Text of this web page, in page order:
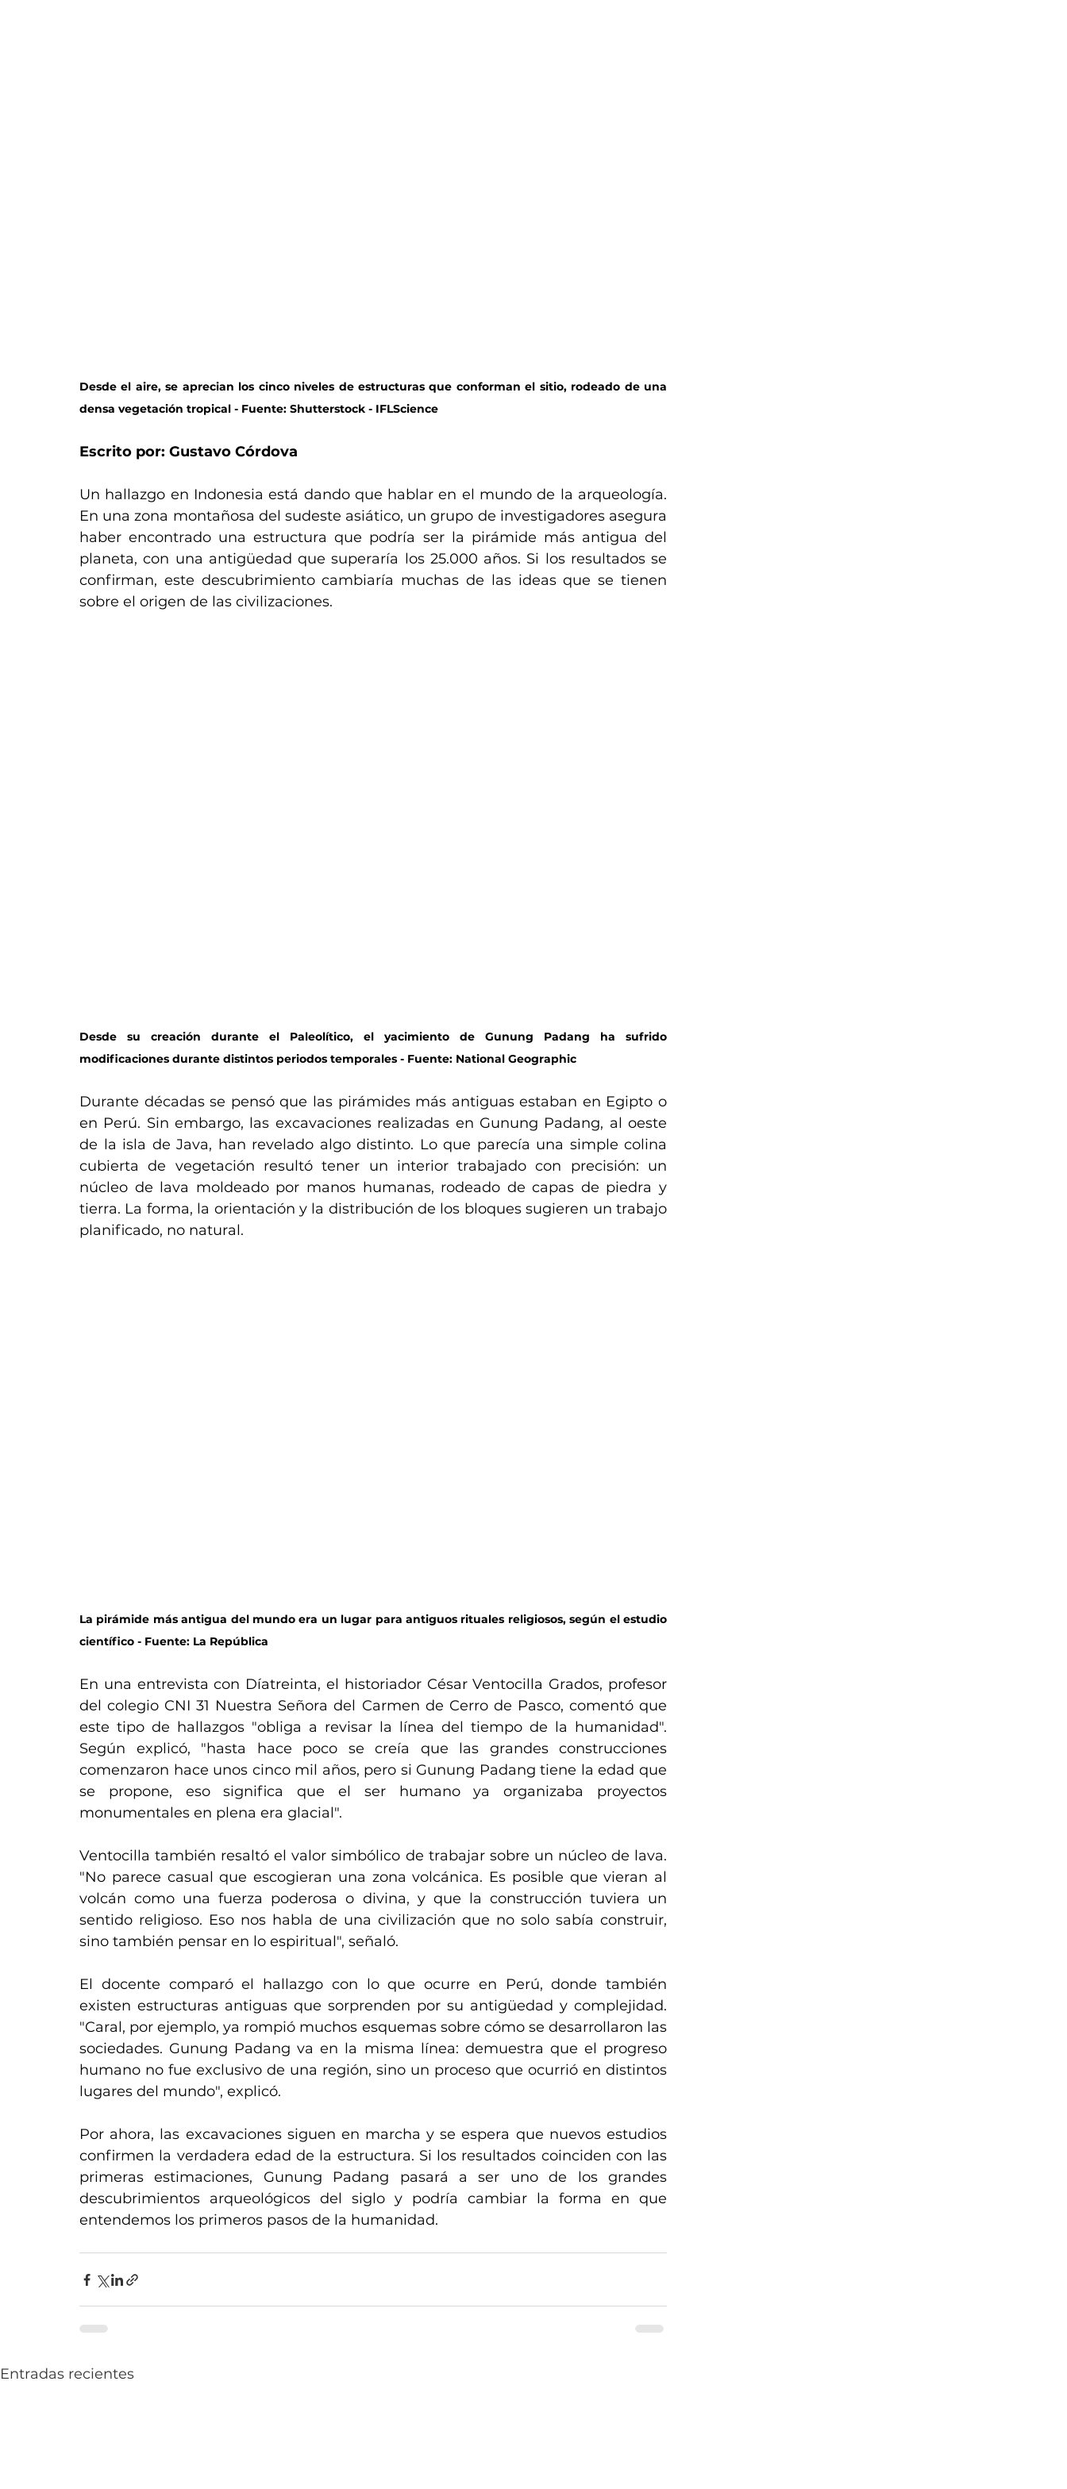
Desde el aire, se aprecian los cinco niveles de estructuras que conforman el sitio, rodeado de una
densa vegetación tropical - Fuente: Shutterstock - IFLScience
Escrito por: Gustavo Córdova
Un hallazgo en Indonesia está dando que hablar en el mundo de la arqueología.
En una zona montañosa del sudeste asiático, un grupo de investigadores asegura
haber encontrado una estructura que podría ser la pirámide más antigua del
planeta, con una antigüedad que superaría los 25.000 años. Si los resultados se
confirman, este descubrimiento cambiaría muchas de las ideas que se tienen
sobre el origen de las civilizaciones.
Desde su creación durante el Paleolítico, el yacimiento de Gunung Padang ha sufrido
modificaciones durante distintos periodos temporales - Fuente: National Geographic
Durante décadas se pensó que las pirámides más antiguas estaban en Egipto o
en Perú. Sin embargo, las excavaciones realizadas en Gunung Padang, al oeste
de la isla de Java, han revelado algo distinto. Lo que parecía una simple colina
cubierta de vegetación resultó tener un interior trabajado con precisión: un
núcleo de lava moldeado por manos humanas, rodeado de capas de piedra y
tierra. La forma, la orientación y la distribución de los bloques sugieren un trabajo
planificado, no natural.
La pirámide más antigua del mundo era un lugar para antiguos rituales religiosos, según el estudio
científico - Fuente: La República
En una entrevista con Díatreinta, el historiador César Ventocilla Grados, profesor
del colegio CNI 31 Nuestra Señora del Carmen de Cerro de Pasco, comentó que
este tipo de hallazgos "obliga a revisar la línea del tiempo de la humanidad".
Según explicó, "hasta hace poco se creía que las grandes construcciones
comenzaron hace unos cinco mil años, pero si Gunung Padang tiene la edad que
se propone, eso significa que el ser humano ya organizaba proyectos
monumentales en plena era glacial".
Ventocilla también resaltó el valor simbólico de trabajar sobre un núcleo de lava.
"No parece casual que escogieran una zona volcánica. Es posible que vieran al
volcán como una fuerza poderosa o divina, y que la construcción tuviera un
sentido religioso. Eso nos habla de una civilización que no solo sabía construir,
sino también pensar en lo espiritual", señaló.
El docente comparó el hallazgo con lo que ocurre en Perú, donde también
existen estructuras antiguas que sorprenden por su antigüedad y complejidad.
"Caral, por ejemplo, ya rompió muchos esquemas sobre cómo se desarrollaron las
sociedades. Gunung Padang va en la misma línea: demuestra que el progreso
humano no fue exclusivo de una región, sino un proceso que ocurrió en distintos
lugares del mundo", explicó.
Por ahora, las excavaciones siguen en marcha y se espera que nuevos estudios
confirmen la verdadera edad de la estructura. Si los resultados coinciden con las
primeras estimaciones, Gunung Padang pasará a ser uno de los grandes
descubrimientos arqueológicos del siglo y podría cambiar la forma en que
entendemos los primeros pasos de la humanidad.
Entradas recientes